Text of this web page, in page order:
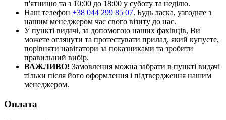
п'ятницю та з 10:00 до 18:00 у суботу та неділю.
Наш телефон +38 044 299 85 07. Будь ласка, узгодьте з
нашим менеджером час свого візиту до нас.
У пункті видачі, за допомогою наших фахівців, Ви
можете оглянути та протестувати прилад, який купуєте,
порівняти навігатори за показниками та зробити
правильний вибір.
ВАЖЛИВО! Замовлення можна забрати в пункті видачі
тільки після його оформлення і підтвердження нашим
менеджером.
Оплата